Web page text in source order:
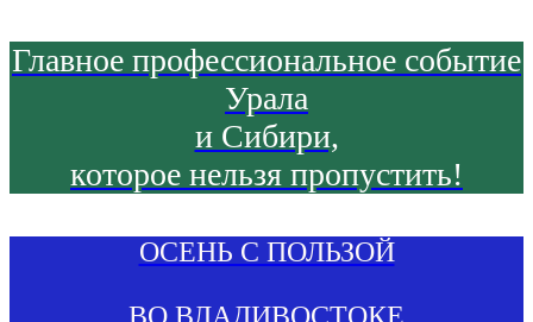
Главное профессиональное событие
Урала
и Сибири,
которое нельзя пропустить!
ОСЕНЬ С ПОЛЬЗОЙ